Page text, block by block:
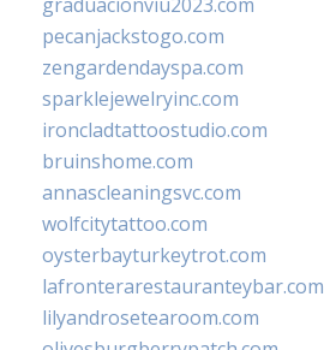
pecanjackstogo.com
zengardendayspa.com
sparklejewelryinc.com
ironcladtattoostudio.com
bruinshome.com
annascleaningsvc.com
wolfcitytattoo.com
oysterbayturkeytrot.com
lafronterarestauranteybar.com
lilyandrosetearoom.com